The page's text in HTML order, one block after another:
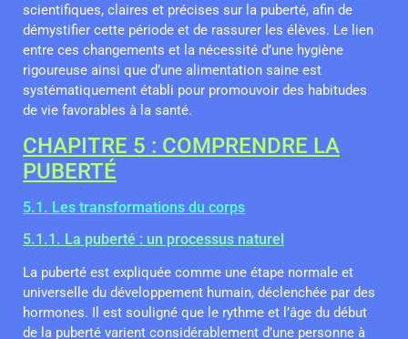
scientifiques, claires et précises sur la puberté, afin de
démystifier cette période et de rassurer les élèves. Le lien
entre ces changements et la nécessité d’une hygiène
rigoureuse ainsi que d’une alimentation saine est
systématiquement établi pour promouvoir des habitudes
de vie favorables à la santé.
CHAPITRE 5 : COMPRENDRE LA
PUBERTÉ
5.1. Les transformations du corps
5.1.1. La puberté : un processus naturel
La puberté est expliquée comme une étape normale et
universelle du développement humain, déclenchée par des
hormones. Il est souligné que le rythme et l’âge du début
de la puberté varient considérablement d’une personne à